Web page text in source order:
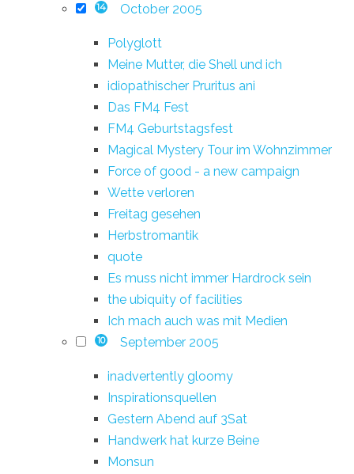
14 October 2005
Polyglott
Meine Mutter, die Shell und ich
idiopathischer Pruritus ani
Das FM4 Fest
FM4 Geburtstagsfest
Magical Mystery Tour im Wohnzimmer
Force of good - a new campaign
Wette verloren
Freitag gesehen
Herbstromantik
quote
Es muss nicht immer Hardrock sein
the ubiquity of facilities
Ich mach auch was mit Medien
10 September 2005
inadvertently gloomy
Inspirationsquellen
Gestern Abend auf 3Sat
Handwerk hat kurze Beine
Monsun